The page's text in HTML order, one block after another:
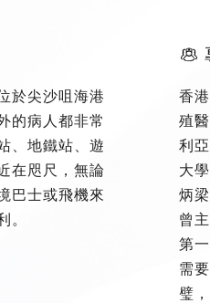
於尖沙咀海港
的病人都非常
、地鐵站、遊
在咫尺，無論
巴士或飛機來
。
香
殖
利
大
炳
曾
第
需
璧